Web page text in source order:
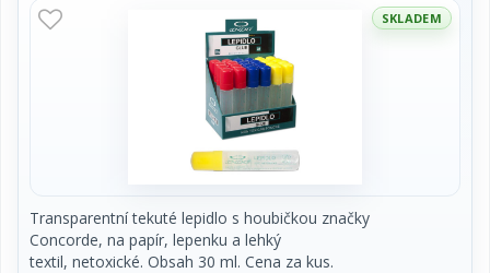
SKLADEM
Transparentní tekuté lepidlo s houbičkou značky
Concorde, na papír, lepenku a lehký
textil, netoxické. Obsah 30 ml. Cena za kus.